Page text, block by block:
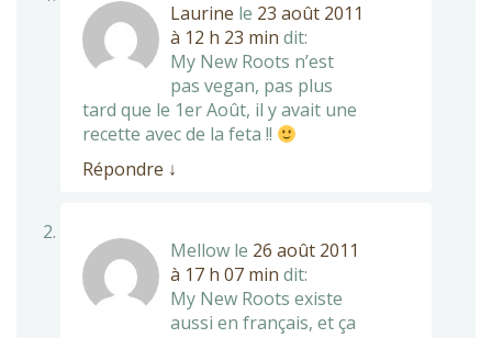
Laurine le 23 août 2011
à 12 h 23 min dit:
My New Roots n’est
pas vegan, pas plus
tard que le 1er Août, il y avait une
recette avec de la feta !!
Répondre ↓
Mellow le 26 août 2011
à 17 h 07 min dit:
My New Roots existe
aussi en français, et ça